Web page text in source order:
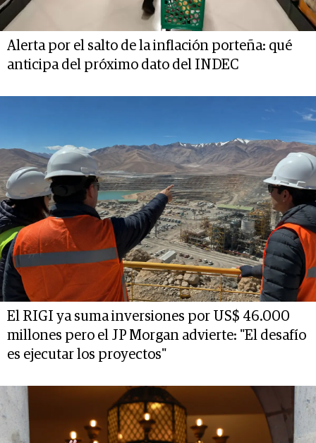
Alerta por el salto de la inflación porteña: qué
anticipa del próximo dato del INDEC
El RIGI ya suma inversiones por US$ 46.000
millones pero el JP Morgan advierte: "El desafío
es ejecutar los proyectos"